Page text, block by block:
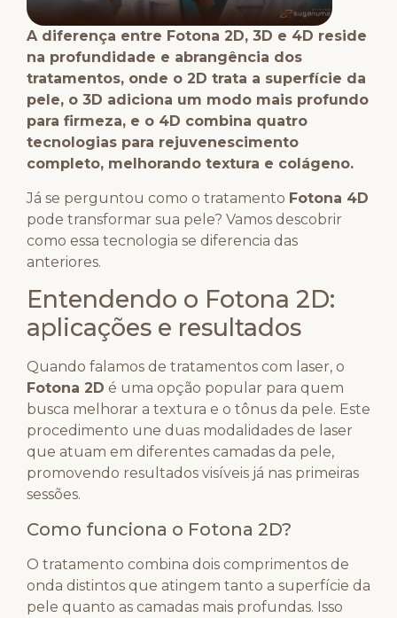
A diferença entre Fotona 2D, 3D e 4D reside
na profundidade e abrangência dos
tratamentos, onde o 2D trata a superfície da
pele, o 3D adiciona um modo mais profundo
para firmeza, e o 4D combina quatro
tecnologias para rejuvenescimento
completo, melhorando textura e colágeno.
Já se perguntou como o tratamento Fotona 4D
pode transformar sua pele? Vamos descobrir
como essa tecnologia se diferencia das
anteriores.
Entendendo o Fotona 2D:
aplicações e resultados
Quando falamos de tratamentos com laser, o
Fotona 2D é uma opção popular para quem
busca melhorar a textura e o tônus da pele. Este
procedimento une duas modalidades de laser
que atuam em diferentes camadas da pele,
promovendo resultados visíveis já nas primeiras
sessões.
Como funciona o Fotona 2D?
O tratamento combina dois comprimentos de
onda distintos que atingem tanto a superfície da
pele quanto as camadas mais profundas. Isso